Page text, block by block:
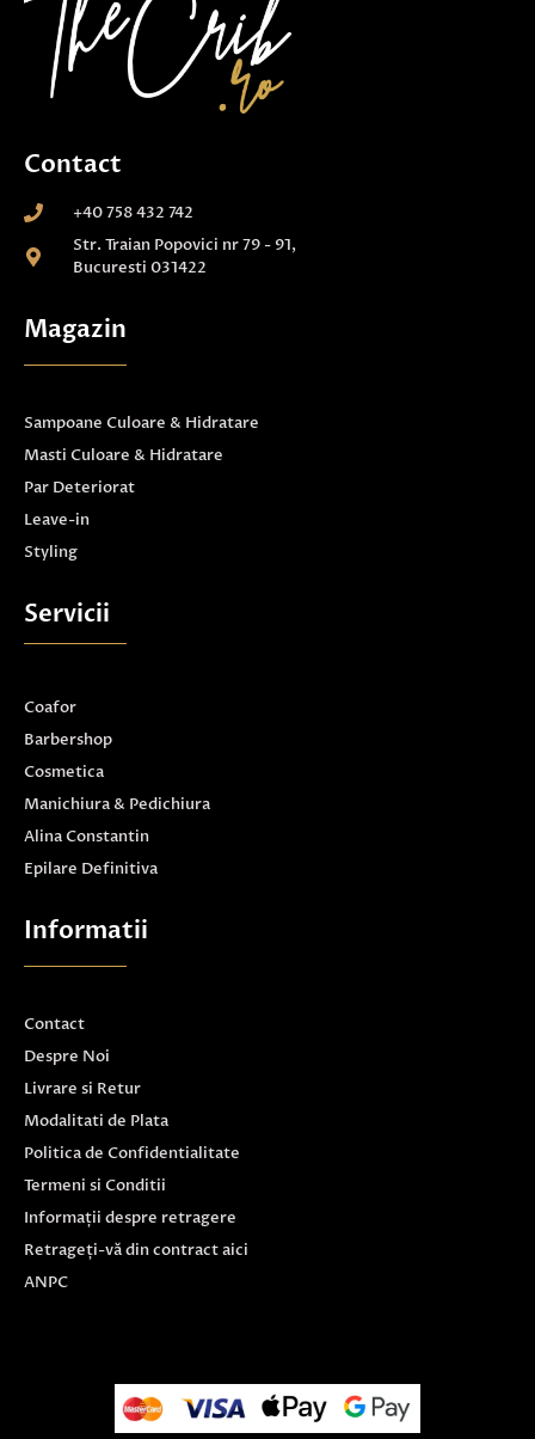
Contact
+40 758 432 742
Str. Traian Popovici nr 79 - 91,
Bucuresti 031422
Magazin
Sampoane Culoare & Hidratare
Masti Culoare & Hidratare
Par Deteriorat
Leave-in
Styling
Servicii
Coafor
Barbershop
Cosmetica
Manichiura & Pedichiura
Alina Constantin
Epilare Definitiva
Informatii
Contact
Despre Noi
Livrare si Retur
Modalitati de Plata
Politica de Confidentialitate
Termeni si Conditii
Informații despre retragere
Retrageți-vă din contract aici
ANPC